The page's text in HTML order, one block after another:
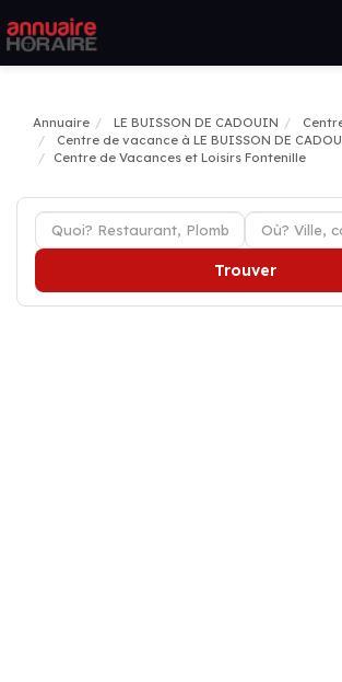
Annuaire LE BUISSON DE CADOUIN
Centre de vacance à LE BUISSON DE
Centre de Vacances et Loisirs Fontenille
Trouver